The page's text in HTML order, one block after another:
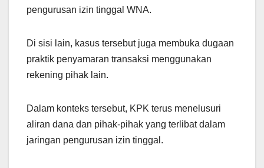
pengurusan izin tinggal WNA.
Di sisi lain, kasus tersebut juga membuka dugaan
praktik penyamaran transaksi menggunakan
rekening pihak lain.
Dalam konteks tersebut, KPK terus menelusuri
aliran dana dan pihak-pihak yang terlibat dalam
jaringan pengurusan izin tinggal.